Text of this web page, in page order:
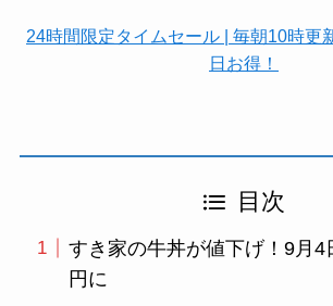
24時間限定タイムセール | 毎朝10時更
日お得！
目次
すき家の牛丼が値下げ！9月4
円に